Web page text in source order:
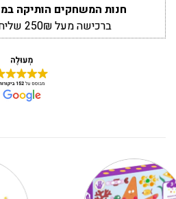
חנות המשחקים הותיקה
ברכישה מעל 250₪ שליח עד הבית חינם